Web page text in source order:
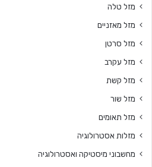
מזל טלה
מזל מאזניים
מזל סרטן
מזל עקרב
מזל קשת
מזל שור
מזל תאומים
מזלות אסטרולוגיה
מחשבוני מיסטיקה ואסטרולוגיה